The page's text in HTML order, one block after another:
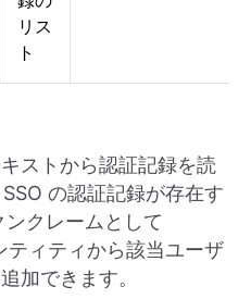
リス
ト
ストから認証記録を読
の認証記録が存在す
クレームとして
ィティから該当ユーザ
加できます。